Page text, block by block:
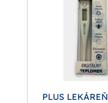
PLUS LEKÁREŇ